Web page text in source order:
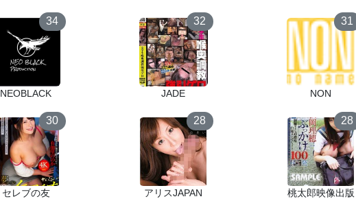
34
NEOBLACK
32
JADE
31
NON
30
セレブの友
28
アリスJAPAN
28
桃太郎映像出版